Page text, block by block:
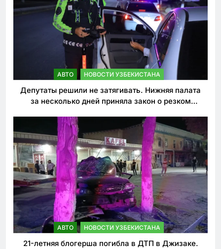
АВТО НОВОСТИ УЗБЕКИСТАНА
Депутаты решили не затягивать. Нижняя палата
за несколько дней приняла закон о резком
АВТО НОВОСТИ УЗБЕКИСТАНА
21-летняя блогерша погибла в ДТП в Джизаке.